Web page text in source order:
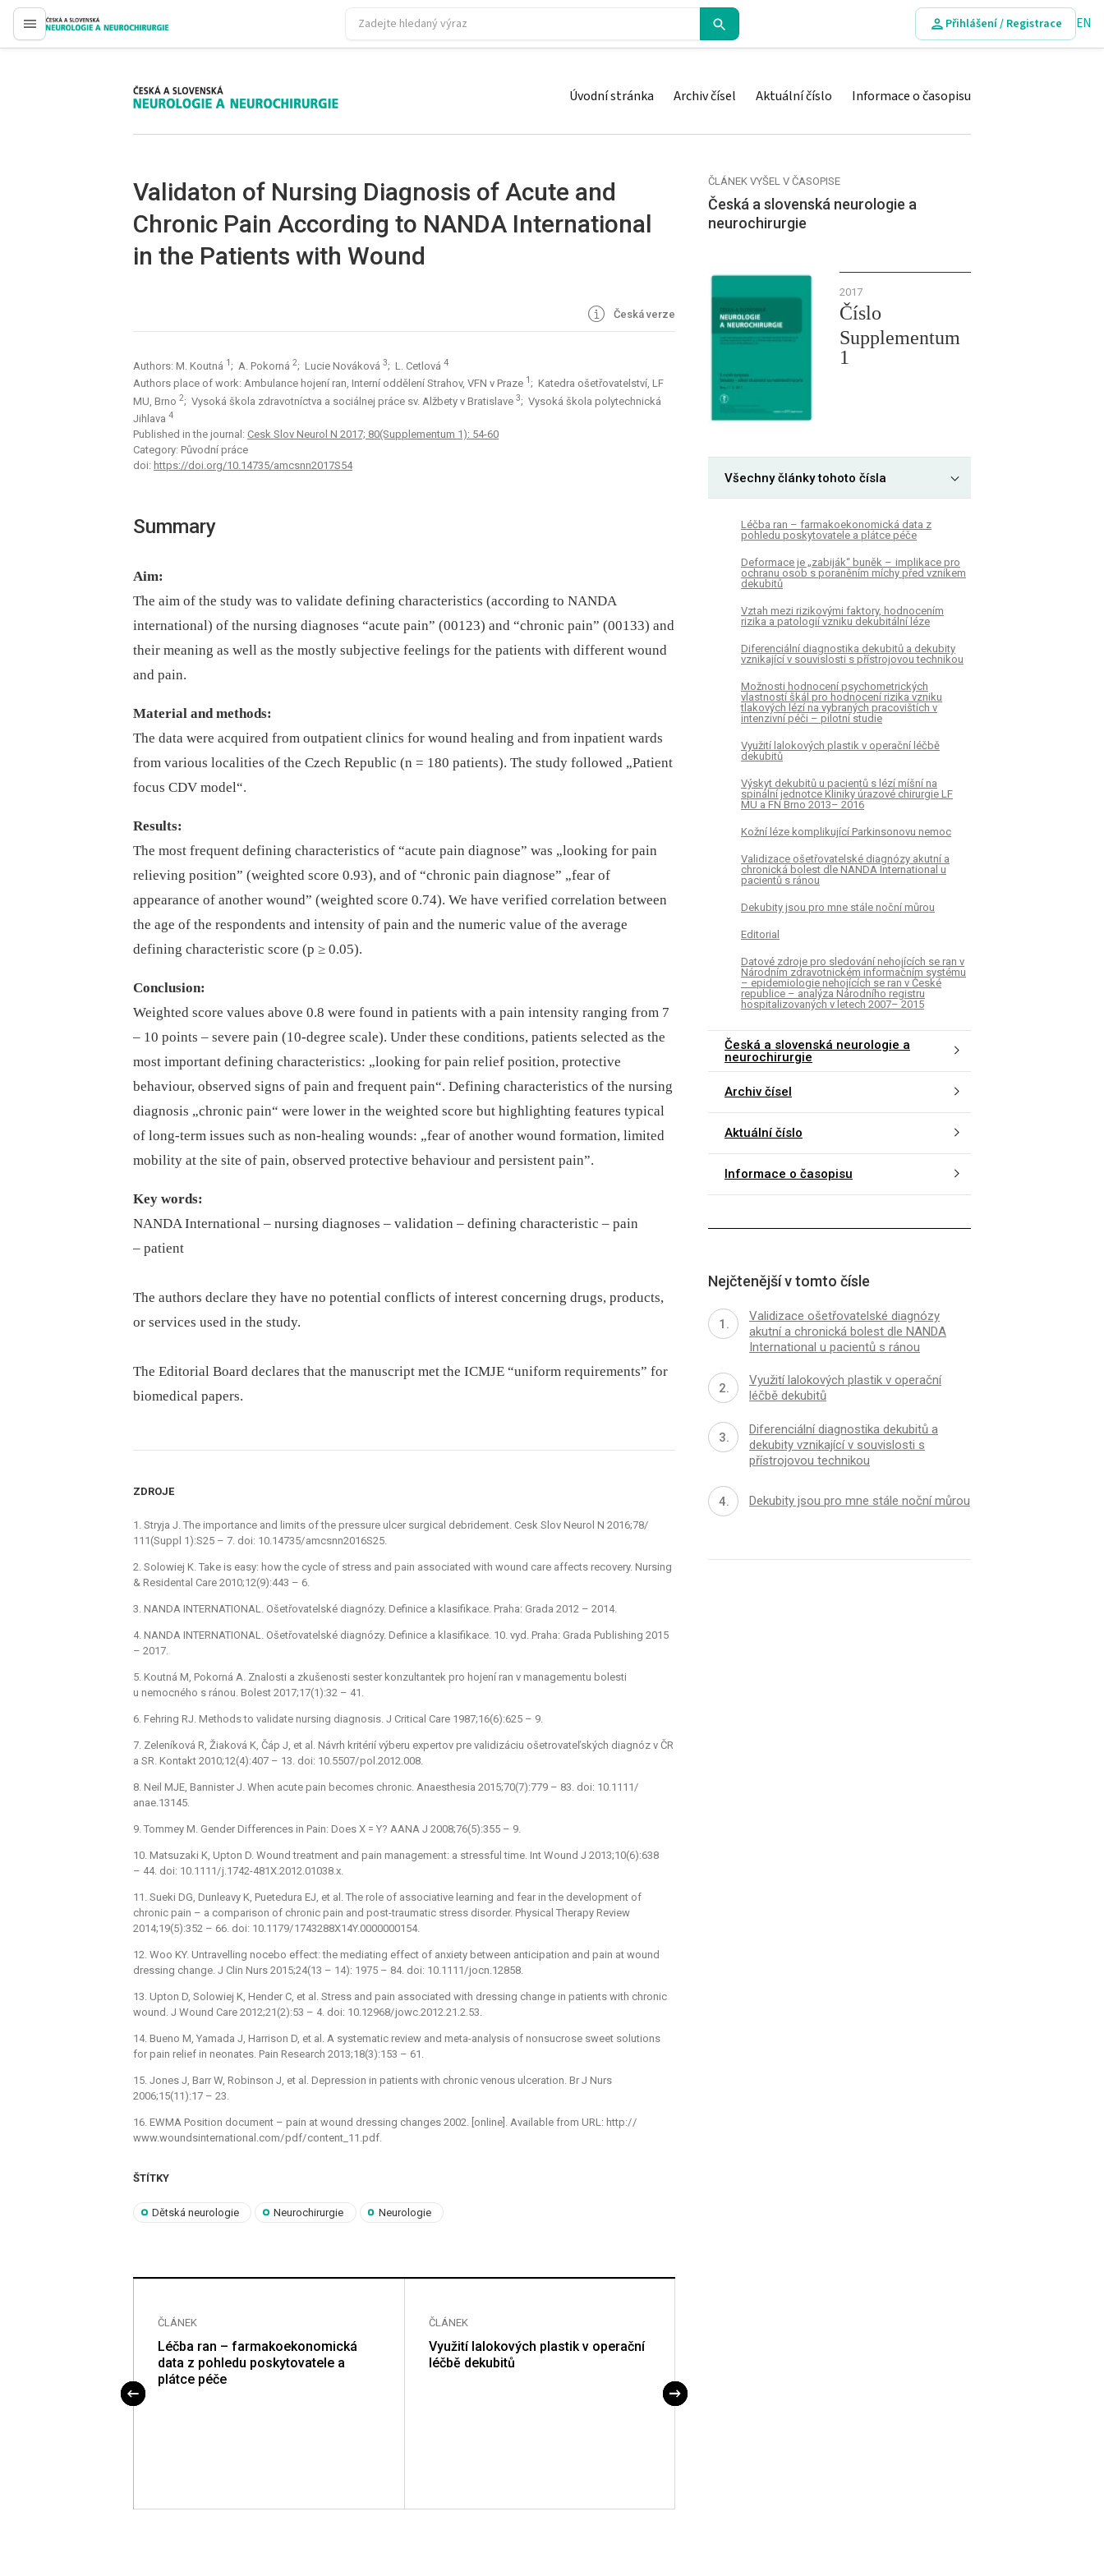
proLékaře.cz
Přihlášení / Registrace EN
proLékaře.cz Úvodní stránka Archiv čísel Aktuální číslo Informace o časopisu
Validaton of Nursing Diagnosis of Acute and
Chronic Pain According to NANDA International
in the Patients with Wound
Česká verze
Authors: M. Koutná 1 ; A. Pokorná 2; Lucie Nováková 3; L. Cetlová 4
Authors place of work: Ambulance hojení ran, Interní oddělení Strahov, VFN v Praze 1 ; Katedra ošetřovatelství, LF
MU, Brno 2; Vysoká škola zdravotníctva a sociálnej práce sv. Alžbety v Bratislave 3; Vysoká škola polytechnická
Jihlava 4
Published in the journal: Cesk Slov Neurol N 2017; 80(Supplementum 1): 54-60
Category: Původní práce
doi: https://doi.org/10.14735/amcsnn2017S54
Summary
Aim:
The aim of the study was to validate defining characteristics (according to NANDA
international) of the nursing diagnoses “acute pain” (00123) and “chronic pain” (00133) and
their meaning as well as the mostly subjective feelings for the patients with different wound
and pain.
Material and methods:
The data were acquired from outpatient clinics for wound healing and from inpatient wards
from various localities of the Czech Republic (n = 180 patients). The study followed „Patient
focus CDV model“.
Results:
The most frequent defining characteristics of “acute pain diagnose” was „looking for pain
relieving position” (weighted score 0.93), and of “chronic pain diagnose” „fear of
appearance of another wound” (weighted score 0.74). We have verified correlation between
the age of the respondents and intensity of pain and the numeric value of the average
defining characteristic score (p ≥ 0.05).
Conclusion:
Weighted score values above 0.8 were found in patients with a pain intensity ranging from 7
–⁠ 10 points –⁠ severe pain (10-degree scale). Under these conditions, patients selected as the
most important defining characteristics: „looking for pain relief position, protective
behaviour, observed signs of pain and frequent pain“. Defining characteristics of the nursing
diagnosis „chronic pain“ were lower in the weighted score but highlighting features typical
of long-term issues such as non-healing wounds: „fear of another wound formation, limited
mobility at the site of pain, observed protective behaviour and persistent pain”.
Key words:
NANDA International –⁠ nursing diagnoses –⁠ validation –⁠ defining characteristic –⁠ pain
–⁠ patient
The authors declare they have no potential conflicts of interest concerning drugs, products,
or services used in the study.
The Editorial Board declares that the manuscript met the ICMJE “uniform requirements” for
biomedical papers.
ZDROJE
1. Stryja J. The importance and limits of the pres­sure ulcer surgical debridement. Cesk Slov Neurol N 2016;78/
111(Suppl 1):S25 –⁠ 7. doi: 10.14735/ amcsn­n2016S25.
2. Solowiej K. Take is easy: how the cycle of stress and pain as­sociated with wound care af­fects recovery. Nurs­ing
& Residental Care 2010;12(9):443 –⁠ 6.
3. NANDA INTERNATIONAL. Ošetřovatelské dia­gnózy. Definice a klasifikace. Praha: Grada 2012 –⁠ 2014.
4. NANDA INTERNATIONAL. Ošetřovatelské dia­gnózy. Definice a klasifikace. 10. vyd. Praha: Grada Publish­ing 2015
–⁠ 2017.
5. Koutná M, Pokorná A. Znalosti a zkušenosti sester konzultantek pro hojení ran v managementu bolesti
u nemocného s ránou. Bolest 2017;17(1):32 –⁠ 41.
6. Fehr­ing RJ. Methods to validate nurs­ing dia­gnosis. J Critical Care 1987;16(6):625 –⁠ 9.
7. Zeleníková R, Žiaková K, Čáp J, et al. Návrh kritérií výberu expertov pre validizáciu ošetrovateľských dia­gnóz v ČR
a SR. Kontakt 2010;12(4):407 –⁠ 13. doi: 10.5507/ pol.2012.008.
8. Neil MJE, Ban­nister J. When acute pain becomes chronic. Anaesthesia 2015;70(7):779 –⁠ 83. doi: 10.1111/
anae.13145.
9. Tom­mey M. Gender Dif­ferences in Pain: Does X = Y? AANA J 2008;76(5):355 –⁠ 9.
10. Matsuzaki K, Upton D. Wound treatment and pain management: a stres­sful time. Int Wound J 2013;10(6):638
–⁠ 44. doi: 10.1111/ j.1742-481X.2012.01038.x.
11. Sueki DG, Dunleavy K, Puetedura EJ, et al. The role of as­sociative learn­ing and fear in the development of
chronic pain –⁠ a comparison of chronic pain and post-traumatic stress disorder. Physical Therapy Review
2014;19(5):352 –⁠ 66. doi: 10.1179/ 1743288X14Y.0000000154.
12. Woo KY. Untravel­l­ing nocebo ef­fect: the mediat­ing ef­fect of anxiety between anticipation and pain at wound
dres­s­ing change. J Clin Nurs 2015;24(13 –⁠ 14): 1975 –⁠ 84. doi: 10.1111/ jocn.12858.
13. Upton D, Solowiej K, Hender C, et al. Stress and pain as­sociated with dres­s­ing change in patients with chronic
wound. J Wound Care 2012;21(2):53 –⁠ 4. doi: 10.12968/ jowc.2012.21.2.53.
14. Bueno M, Yamada J, Har­rison D, et al. A systematic review and meta-analysis of nonsucrose sweet solutions
for pain relief in neonates. Pain Research 2013;18(3):153 –⁠ 61.
15. Jones J, Barr W, Robinson J, et al. Depres­sion in patients with chronic venous ulceration. Br J Nurs
2006;15(11):17 –⁠ 23.
16. EWMA Position document –⁠ pain at wound dres­s­ing changes 2002. [online]. Available from URL: http:/ /
www.woundsinternational.com/ pdf/ content_11.pdf.
ŠTÍTKY
Dětská neurologie Neurochirurgie Neurologie
ČLÁNEK
Léčba ran – farmakoekonomická
data z pohledu poskytovatele a
plátce péče
ČLÁNEK
Využití lalokových plastik v operační
léčbě dekubitů
ČLÁNEK VYŠEL V ČASOPISE
Česká a slovenská neurologie a
neurochirurgie
2017
Číslo
Supplementum
1
Všechny články tohoto čísla
Léčba ran – farmakoekonomická data z
pohledu poskytovatele a plátce péče
Deformace je „zabiják“ buněk – implikace pro
ochranu osob s poraněním míchy před vznikem
dekubitů
Vztah mezi rizikovými faktory, hodnocením
rizika a patologií vzniku dekubitální léze
Diferenciální diagnostika dekubitů a dekubity
vznikající v souvislosti s přístrojovou technikou
Možnosti hodnocení psychometrických
vlastností škál pro hodnocení rizika vzniku
tlakových lézí na vybraných pracovištích v
intenzivní péči – pilotní studie
Využití lalokových plastik v operační léčbě
dekubitů
Výskyt dekubitů u pacientů s lézí míšní na
spinální jednotce Kliniky úrazové chirurgie LF
MU a FN Brno 2013– 2016
Kožní léze komplikující Parkinsonovu nemoc
Validizace ošetřovatelské diagnózy akutní a
chronická bolest dle NANDA International u
pacientů s ránou
Dekubity jsou pro mne stále noční můrou
Editorial
Datové zdroje pro sledování nehojících se ran v
Národním zdravotnickém informačním systému
– epidemiologie nehojících se ran v České
republice – analýza Národního registru
hospitalizovaných v letech 2007– 2015
Česká a slovenská neurologie a
neurochirurgie
Archiv čísel
Aktuální číslo
Informace o časopisu
Nejčtenější v tomto čísle
Validizace ošetřovatelské diagnózy
akutní a chronická bolest dle NANDA
International u pacientů s ránou
Využití lalokových plastik v operační
léčbě dekubitů
Diferenciální diagnostika dekubitů a
dekubity vznikající v souvislosti s
přístrojovou technikou
Dekubity jsou pro mne stále noční můrou